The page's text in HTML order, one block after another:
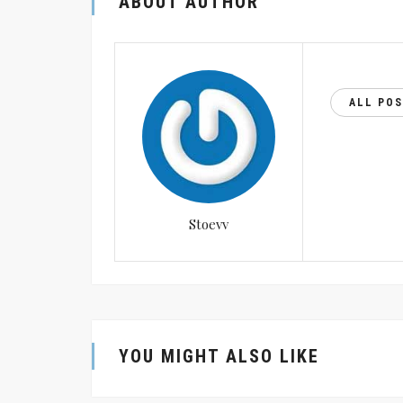
Stoevv
ALL
YOU MIGHT ALSO LIKE